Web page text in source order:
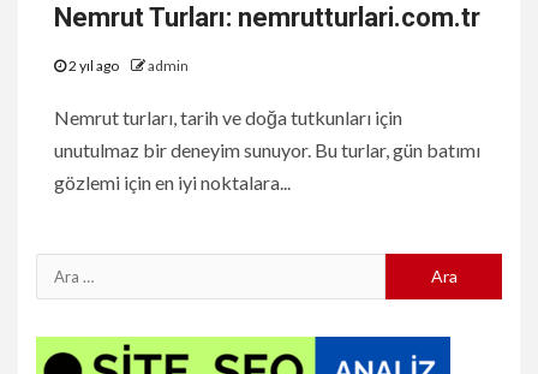
Nemrut Turları: nemrutturlari.com.tr
2 yıl ago admin
Nemrut turları, tarih ve doğa tutkunları için
unutulmaz bir deneyim sunuyor. Bu turlar, gün batımı
gözlemi için en iyi noktalara...
Arama: